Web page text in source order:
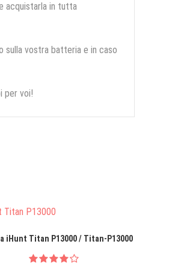
acquistarla in tutta
sulla vostra batteria e in caso
per voi!
iHunt Titan P13000 / Titan-P13000